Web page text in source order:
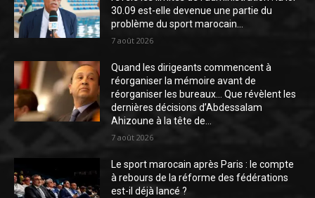
30.09 est-elle devenue une partie du
problème du sport marocain...
7 août 2026
Quand les dirigeants commencent à
réorganiser la mémoire avant de
réorganiser les bureaux… Que révèlent les
dernières décisions d’Abdessalam
Ahizoune à la tête de...
7 août 2026
Le sport marocain après Paris : le compte
à rebours de la réforme des fédérations
est-il déjà lancé ?